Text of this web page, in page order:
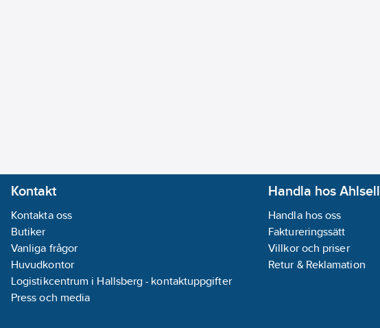
Kontakt
Kontakta oss
Butiker
Vanliga frågor
Huvudkontor
Logistikcentrum i Hallsberg - kontaktuppgifter
Press och media
Handla hos Ahlsell
Handla hos oss
Faktureringssätt
Villkor och priser
Retur & Reklamation